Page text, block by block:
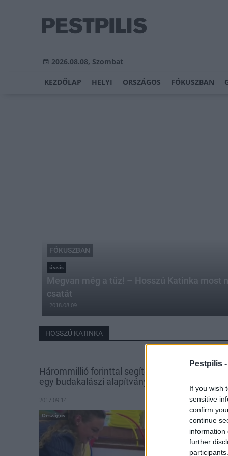
Pestpilis -
If you wish
sensitive
confirm
continue
information
further
2026.08.08, Szombat
KEZDŐLAP HELYI ORSZÁGOS FÓKUSZBAN
FÓKUSZBAN
úszás
Megvan még a tűz! – Hosszú Katinka most
csatát
2018.08.09
HOSSZÚ KATINKA
Hárommillió forinttal segített Hosszú Katinka
egy budakalászi alapítványnak
2017.09.14
Országos